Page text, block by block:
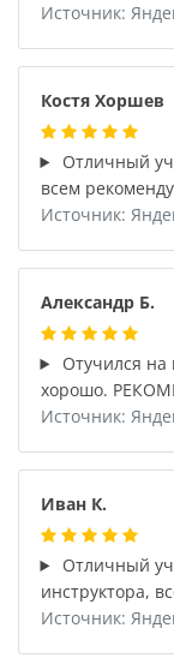
Источник:
Костя Хоршев
Отличный
всем
Источник:
Александр Б.
Отучился на
хорошо.
Источник:
Иван К.
Отличный
инструктора,
Источник: